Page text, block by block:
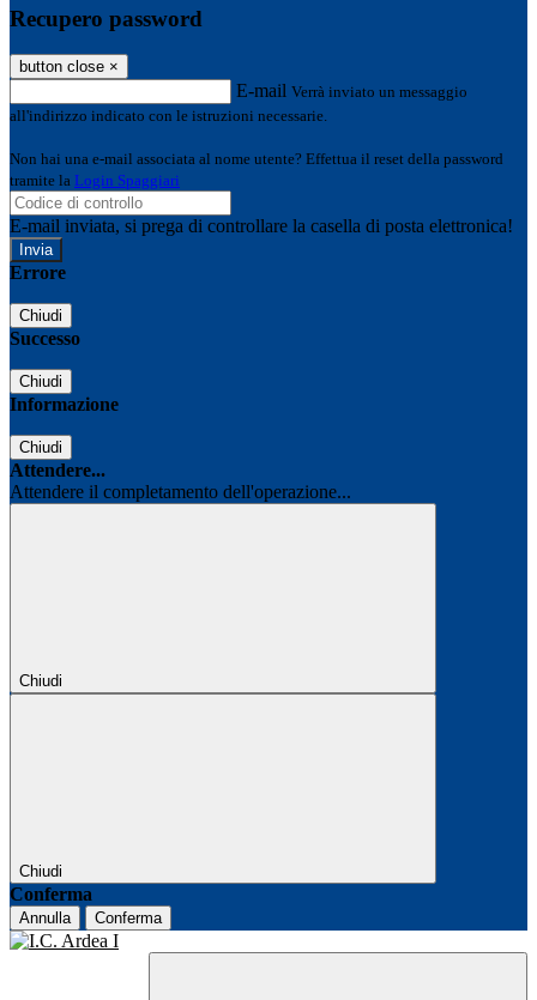
Recupero password
button close ×
E-mail Verrà inviato un messaggio
all'indirizzo indicato con le istruzioni necessarie.
Non hai una e-mail associata al nome utente? Effettua il reset della password
tramite la Login Spaggiari
E-mail inviata, si prega di controllare la casella di posta elettronica!
Errore
Chiudi
Successo
Chiudi
Informazione
Chiudi
Attendere...
Attendere il completamento dell'operazione...
Chiudi
Chiudi
Conferma
Annulla Conferma